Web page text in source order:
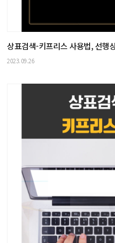
상표검색-키프리스 사용법, 선행
2023.09.26